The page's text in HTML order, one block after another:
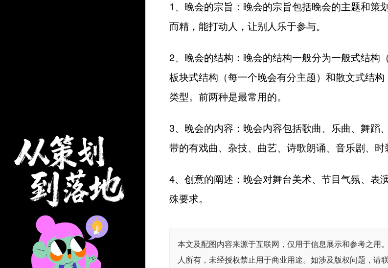
1、晚会的宗旨：晚会的宗旨包括晚会的主题和策
而精，能打动人，让别人乐于参与。
2、晚会的结构：晚会的结构一般分为一般式结构
板块式结构（每一个晚会有分主题）和散文式结
类型。前两种是最常用的。
3、晚会的内容：晚会内容包括歌曲、乐曲、舞蹈
带的有戏曲、杂技、曲艺、诗歌朗诵、音乐剧、时
4、创意的阐述：晚会对舞台美术、节目气氛、表
殊要求。
本文及配图内容来源于互联网，仅用于信息展示和参考之用
人所有，未经授权禁止用于商业用途。如涉及版权问题，请